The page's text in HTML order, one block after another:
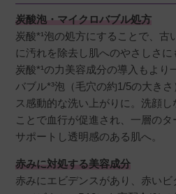
非公開
投稿日
2026/07/10
ありがとうございます！少
加減が難しいですが、肌が
れます！
炭酸泡・マイクロバブル処方
炭酸*¹泡の処方にすることで、古
に汚れを除去し肌へのやさしさに
炭酸*¹の力美容成分の導入もより
バブル*³泡（毛穴の約1/5の大き
ス感動的な洗い上がりに。洗顔
ことで血行が促進され、一層の
サポートし透明感のある肌へ。
赤みに対処する美容成分
赤みにエビデンスがあり、赤いビ